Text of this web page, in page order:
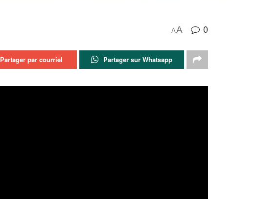
AA 0
Partager par courriel Partager sur Whatsapp